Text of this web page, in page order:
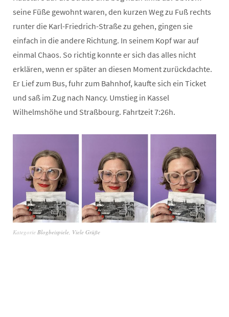
seine Füße gewohnt waren, den kurzen Weg zu Fuß rechts
runter die Karl-Friedrich-Straße zu gehen, gingen sie
einfach in die andere Richtung. In seinem Kopf war auf
einmal Chaos. So richtig konnte er sich das alles nicht
erklären, wenn er später an diesen Moment zurückdachte.
Er Lief zum Bus, fuhr zum Bahnhof, kaufte sich ein Ticket
und saß im Zug nach Nancy. Umstieg in Kassel
Wilhelmshöhe und Straßbourg. Fahrtzeit 7:26h.
Kategorie Blogbeispiele Viele Grüße